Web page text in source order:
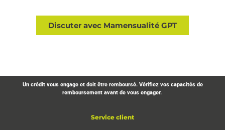
Discuter avec Mamensualité GPT
Un crédit vous engage et doit être remboursé. Vérifiez vos capacités de
remboursement avant de vous engager.
Service client